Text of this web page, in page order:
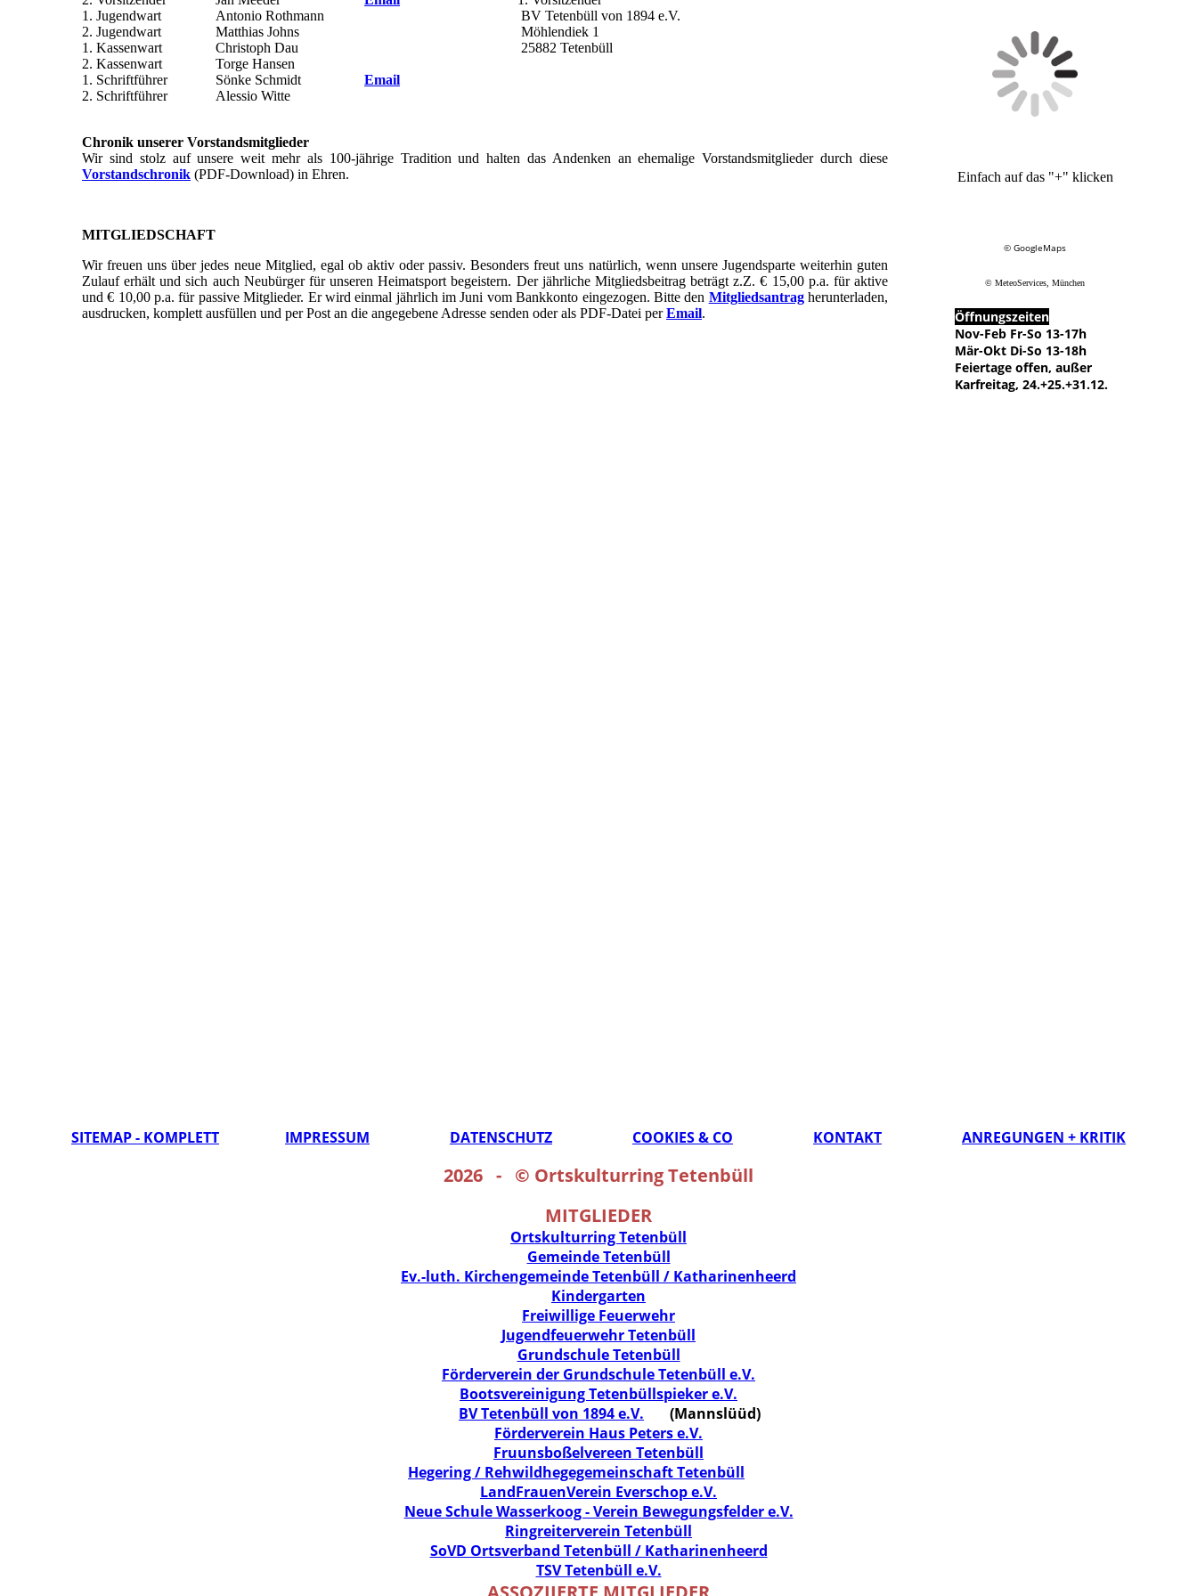
1. Jugendwart
2. Jugendwart
1. Kassenwart
2. Kassenwart
1. Schriftführer
2. Schriftführer
Antonio Rothmann
Matthias Johns
Christoph Dau
Torge Hansen
Sönke Schmidt
Alessio Witte
BV Tetenbüll von 1894 e.V.
Möhlendiek 1
25882 Tetenbüll
Email
Chronik unserer Vorstandsmitglieder
Wir sind stolz auf unsere weit mehr als 100-jährige Tradition und halten das Andenken an ehemalige Vorstandsmitglieder durch diese
Vorstandschronik (PDF-Download) in Ehren.
MITGLIEDSCHAFT
Wir freuen uns über jedes neue Mitglied, egal ob aktiv oder passiv. Besonders freut uns natürlich, wenn unsere Jugendsparte weiterhin guten
Zulauf erhält und sich auch Neubürger für unseren Heimatsport begeistern. Der jährliche Mitgliedsbeitrag beträgt z.Z. € 15,00 p.a. für aktive
und € 10,00 p.a. für passive Mitglieder. Er wird einmal jährlich im Juni vom Bankkonto eingezogen. Bitte den Mitgliedsantragherunterladen,
ausdrucken, komplett ausfüllen und per Post an die angegebene Adresse senden oder als PDF-Datei perEmail.
Einfach auf das "+" klicken
© GoogleMaps
© MeteoServices, München
Öffnungszeiten
Nov-Feb Fr-So 13-17h
Mär-Okt Di-So 13-18h
Feiertage offen, außer
Karfreitag, 24.+25.+31.12.
SITEMAP - KOMPLETT IMPRESSUM DATENSCHUTZ COOKIES & CO KONTAKT ANREGUNGEN + KRITIK
2026 - © Ortskulturring Tetenbüll
MITGLIEDER
Ortskulturring Tetenbüll
Gemeinde Tetenbüll
Ev.-luth. Kirchengemeinde Tetenbüll / Katharinenheerd
Kindergarten
Freiwillige Feuerwehr
Jugendfeuerwehr Tetenbüll
Grundschule Tetenbüll
Förderverein der Grundschule Tetenbüll e.V.
Bootsvereinigung Tetenbüllspieker e.V.
BV Tetenbüll von 1894 e.V.
(Mannslüüd)
Förderverein Haus Peters e.V.
Fruunsboßelvereen Tetenbüll
Hegering / Rehwildhegegemeinschaft Tetenbüll
LandFrauenVerein Everschop e.V.
Neue Schule Wasserkoog - Verein Bewegungsfelder e.V.
Ringreiterverein Tetenbüll
SoVD Ortsverband Tetenbüll / Katharinenheerd
TSV Tetenbüll e.V.